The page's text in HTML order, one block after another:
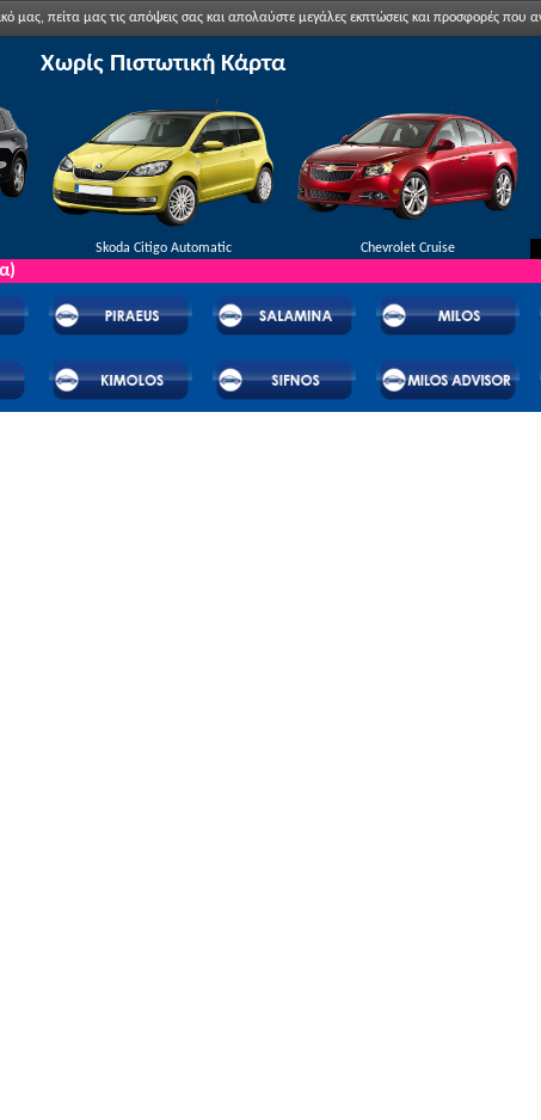
ποιότητα.Κάντε κράτηση τώραγια να επωφεληθείτε από τις προσφορές μας.
μας, πείτα μας τις απόψεις σας και απολαύστε μεγάλες εκπτώσεις και προσφορές που
Χωρίς Πιστωτική Κάρτα
Skoda Citigo Automatic Chevrolet Cruise